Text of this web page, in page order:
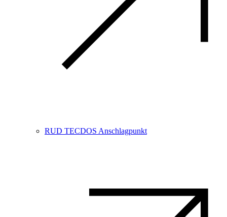
RUD TECDOS Anschlagpunkt